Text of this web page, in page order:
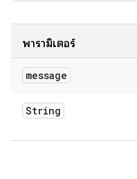
พารามิเตอร์
message
String